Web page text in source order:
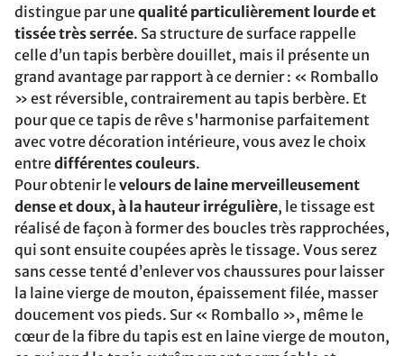
distingue par unequalité particulièrement lourde et
tissée très serrée. Sa structure de surface rappelle
celle d’un tapis berbère douillet, mais il présente un
grand avantage par rapport à ce dernier : « Romballo
» est réversible, contrairement au tapis berbère. Et
pour que ce tapis de rêve s'harmonise parfaitement
avec votre décoration intérieure, vous avez le choix
entredifférentes couleurs.
Pour obtenir levelours de laine merveilleusement
dense et doux, à la hauteur irrégulière, le tissage est
réalisé de façon à former des boucles très rapprochées,
qui sont ensuite coupées après le tissage. Vous serez
sans cesse tenté d’enlever vos chaussures pour laisser
la laine vierge de mouton, épaissement filée, masser
doucement vos pieds. Sur « Romballo », même le
cœur de la fibre du tapis est en laine vierge de mouton,